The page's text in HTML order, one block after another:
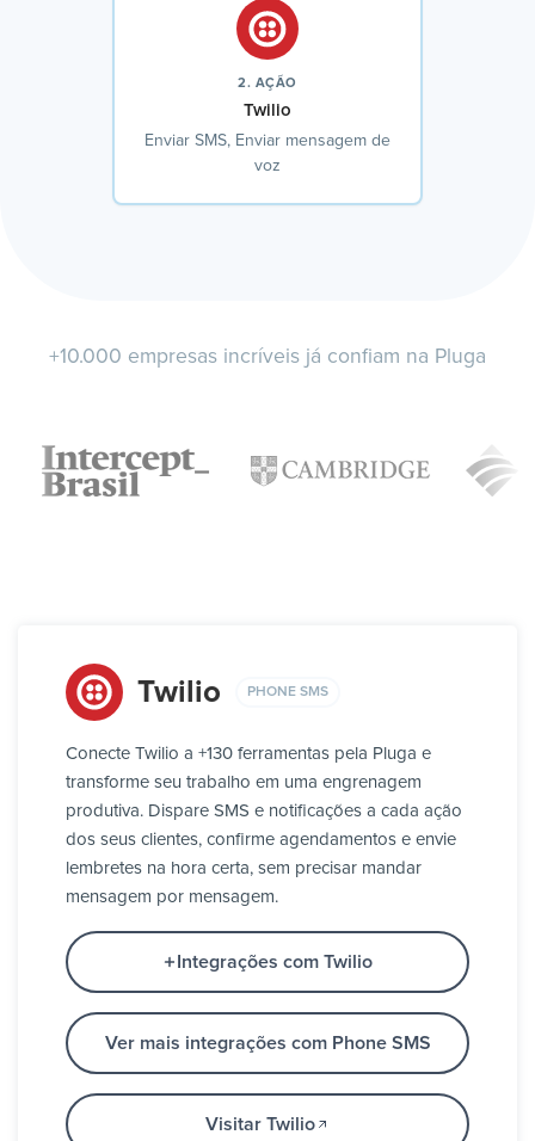
2. AÇÃO
Twilio
Enviar SMS, Enviar mensagem de
voz
+10.000 empresas incríveis já confiam na Pluga
Twilio PHONE SMS
Conecte Twilio a +130 ferramentas pela Pluga e
transforme seu trabalho em uma engrenagem
produtiva. Dispare SMS e notificações a cada ação
dos seus clientes, confirme agendamentos e envie
lembretes na hora certa, sem precisar mandar
mensagem por mensagem.
Integrações com Twilio
Ver mais integrações com Phone SMS
Visitar Twilio